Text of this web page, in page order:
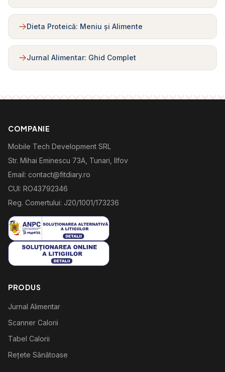
Dieta Proteică: Meniu și Alimente
Jurnal Alimentar: Ghid Complet
COMPANIE
Mobile Tech Development SRL
Str. Mihai Eminescu 73A, Tunari, Ilfov
Email: contact@fitdiary.ro
CUI: RO43792346
Reg. Comertului: J20/1001/173236
PRODUS
Jurnal Alimentar
Scanner Calorii
Tabel Calorii
Rețete Sănătoase